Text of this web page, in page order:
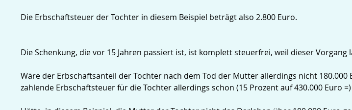
Die Erbschaftsteuer der Tochter in diesem Beispiel beträgt also 2.800 Euro.
Die Schenkung, die vor 15 Jahren passiert ist, ist komplett steuerfrei, weil dieser Vorgang
Wäre der Erbschaftsanteil der Tochter nach dem Tod der Mutter allerdings nicht
zahlende Erbschaftsteuer für die Tochter allerdings schon (15 Prozent auf 430.000 Euro